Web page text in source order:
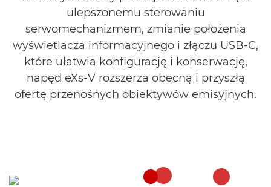
ulepszonemu sterowaniu
serwomechanizmem, zmianie położenia
wyświetlacza informacyjnego i złączu USB-C,
które ułatwia konfigurację i konserwację,
napęd eXs-V rozszerza obecną i przyszłą
ofertę przenośnych obiektywów emisyjnych.